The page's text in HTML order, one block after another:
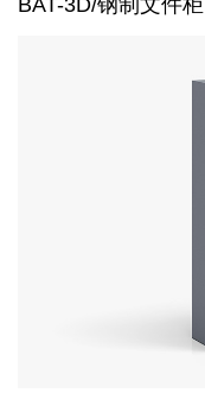
BAT-3D/钢制文件柜